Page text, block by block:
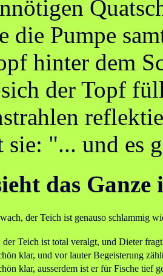
die Pumpe
hinter dem
der Topf
"... und es
das Ganze
der Teich ist genauso schlammig
Teich ist total veralgt, und Dieter
klar, und vor lauter Begeisterung
klar, ausserdem ist er für Fische tief